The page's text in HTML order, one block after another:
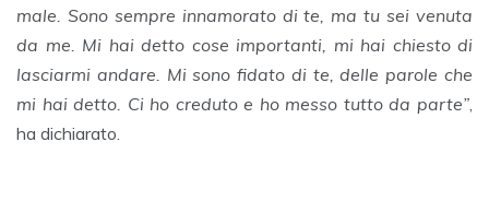
male. Sono sempre innamorato di te, ma tu sei venuta
da me. Mi hai detto cose importanti, mi hai chiesto di
lasciarmi andare. Mi sono fidato di te, delle parole che
mi hai detto. Ci ho creduto e ho messo tutto da parte”,
ha dichiarato.